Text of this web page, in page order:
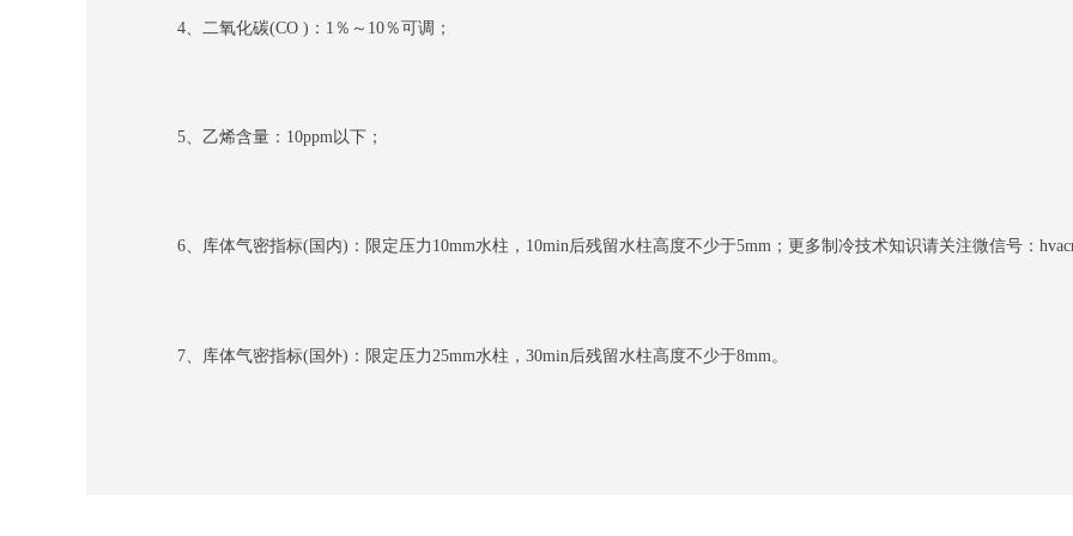
4、二氧化碳(CO )：1％～10％可调；
5、乙烯含量：10ppm以下；
6、库体气密指标(国内)：限定压力10mm水柱，10min后残留水柱高度不少于5mm；更多制冷技术知识请关注微信号：
7、库体气密指标(国外)：限定压力25mm水柱，30min后残留水柱高度不少于8mm。